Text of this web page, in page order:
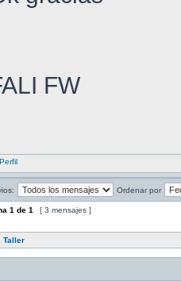
FW
Ordenar por
1 de 1 [ 3 mensajes ]
Taller